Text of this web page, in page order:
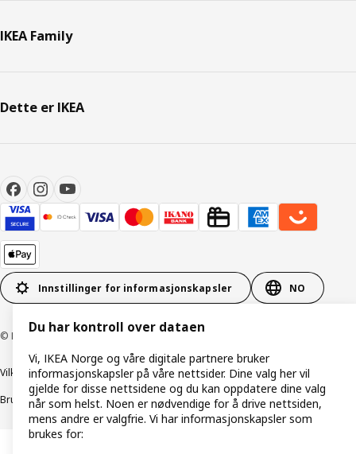
IKEA Family
Dette er IKEA
Innstillinger for informasjonskapsler NO
© Inter IKEA Systems B.V. 1999–2026
Vilkår og betingelserRetningslinjer for personvern
Bruk av informasjonskapsler (Cookies)Retningslinjer for ansvarlig avsløring
Du har kontroll over dataen
Vi, IKEA Norge og våre digitale partnere bruker
informasjonskapsler på våre nettsider. Dine valg her vil
gjelde for disse nettsidene og du kan oppdatere dine valg
når som helst. Noen er nødvendige for å drive nettsiden,
mens andre er valgfrie. Vi har informasjonskapsler som
brukes for: